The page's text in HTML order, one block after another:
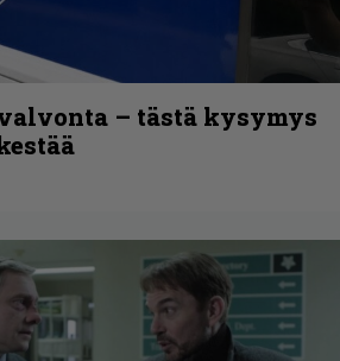
– tästä kysymys